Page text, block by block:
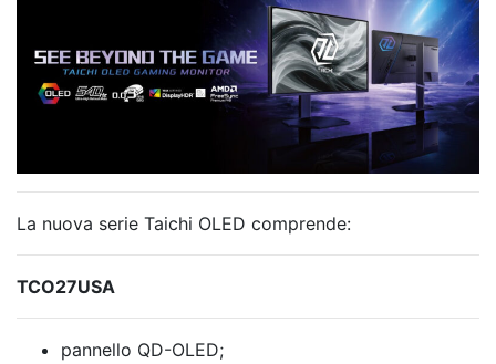
La nuova serie Taichi OLED comprende:
TCO27USA
pannello QD-OLED;